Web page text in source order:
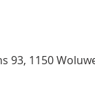
93, 1150